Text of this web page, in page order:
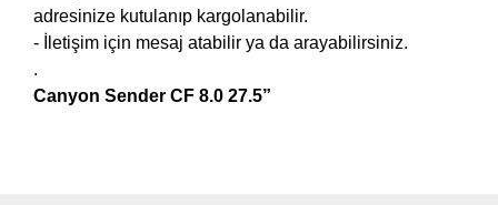
adresinize kutulanıp kargolanabilir.
- İletişim için mesaj atabilir ya da arayabilirsiniz.
.
Canyon Sender CF 8.0 27.5”